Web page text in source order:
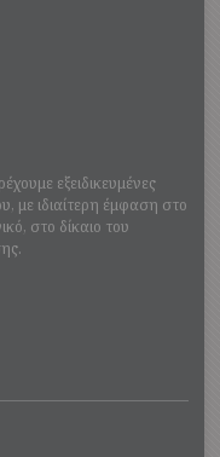
εξειδικευμένες
με ιδιαίτερη έμφαση στο
στο δίκαιο του